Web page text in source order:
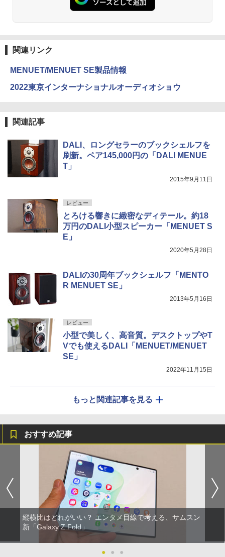
関連リンク
MENUET/MENUET SE製品情報
2022東京インターナショナルオーディオショウ
関連記事
DALI、ロングセラーのブックシェルフを
刷新。ペア145,000円の「DALI MENUE
T」
2015年9月11日
レビュー
とろける響きに緻密なディテール。約18
万円のDALI小型スピーカー「MENUET S
E」
2020年5月28日
DALIの30周年ブックシェルフ「MENTO
R MENUET SE」
2013年5月16日
レビュー
小型で美しく、高音質。デスクトップやT
Vでも使えるDALI「MENUET/MENUET
SE」
2022年11月15日
もっと関連記事を見る
おすすめ記事
縦横比はどれがいい？ エンタメ目線で考える、サムスン
新「Galaxy Z Fold」
● ● ●